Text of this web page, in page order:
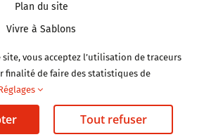
Plan du site
Vivre à Sablons
Tourisme et Culture
et services
et Associations
Mentions légales
vous acceptez l’utilisation de traceurs
finalité de faire des statistiques de
Tout refuser